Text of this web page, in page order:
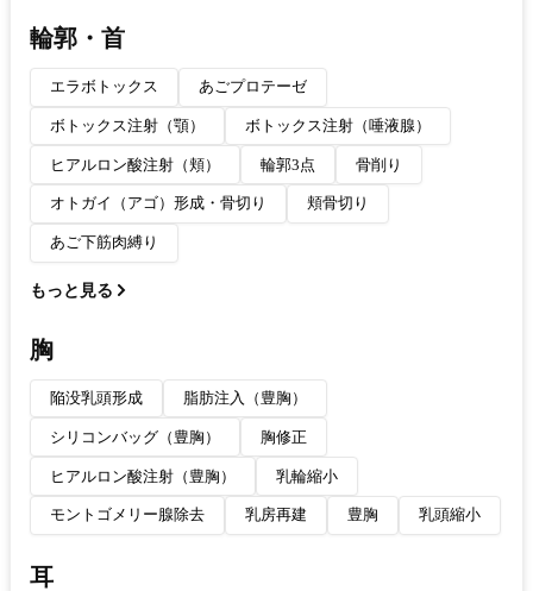
輪郭・首
エラボトックス あごプロテーゼ
ボトックス注射（顎） ボトックス注射（唾液腺）
ヒアルロン酸注射（頬） 輪郭3点 骨削り
オトガイ（アゴ）形成・骨切り 頬骨切り
あご下筋肉縛り
もっと見る
胸
陥没乳頭形成 脂肪注入（豊胸）
シリコンバッグ（豊胸） 胸修正
ヒアルロン酸注射（豊胸） 乳輪縮小
モントゴメリー腺除去 乳房再建 豊胸 乳頭縮小
耳